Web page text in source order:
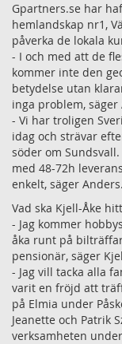
Gpartners.se har
hemlandskap nr1,
påverka de lokala
- I och med att de
kommer inte den
betydelse utan
inga problem,
- Vi har troligen
idag och strävar
söder om
med 48-72h
enkelt, säger Anders.
Vad ska Kjell-Åke
- Jag kommer
åka runt på
pensionär, säger
- Jag vill tacka alla
varit en fröjd att
på Elmia under
Jeanette och Patrik
verksamheten